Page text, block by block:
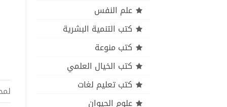
علم النفس
كتب التنمية البشرية
كتب منوعة
كتب الخيال العلمي
كتب تعليم لغات
علوم الحيوان